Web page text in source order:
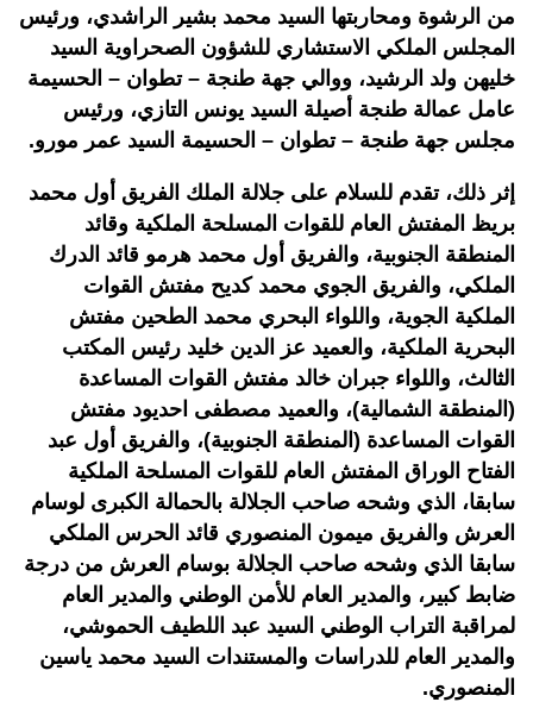
من الرشوة ومحاربتها السيد محمد بشير الراشدي، ورئيس
المجلس الملكي الاستشاري للشؤون الصحراوية السيد
خليهن ولد الرشيد، ووالي جهة طنجة – تطوان – الحسيمة
عامل عمالة طنجة أصيلة السيد يونس التازي، ورئيس
مجلس جهة طنجة – تطوان – الحسيمة السيد عمر مورو.
إثر ذلك، تقدم للسلام على جلالة الملك الفريق أول محمد
بريظ المفتش العام للقوات المسلحة الملكية وقائد
المنطقة الجنوبية، والفريق أول محمد هرمو قائد الدرك
الملكي، والفريق الجوي محمد كديح مفتش القوات
الملكية الجوية، واللواء البحري محمد الطحين مفتش
البحرية الملكية، والعميد عز الدين خليد رئيس المكتب
الثالث، واللواء جبران خالد مفتش القوات المساعدة
(المنطقة الشمالية)، والعميد مصطفى احديود مفتش
القوات المساعدة (المنطقة الجنوبية)، والفريق أول عبد
الفتاح الوراق المفتش العام للقوات المسلحة الملكية
سابقا، الذي وشحه صاحب الجلالة بالحمالة الكبرى لوسام
العرش والفريق ميمون المنصوري قائد الحرس الملكي
سابقا الذي وشحه صاحب الجلالة بوسام العرش من درجة
ضابط كبير، والمدير العام للأمن الوطني والمدير العام
لمراقبة التراب الوطني السيد عبد اللطيف الحموشي،
والمدير العام للدراسات والمستندات السيد محمد ياسين
المنصوري.